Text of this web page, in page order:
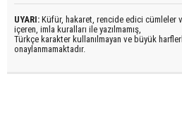
UYARI: Küfür, hakaret, rencide edici cümleler
içeren, imla kuralları ile yazılmamış,
Türkçe karakter kullanılmayan ve büyük
onaylanmamaktadır.